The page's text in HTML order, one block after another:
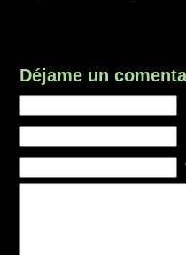
Déjame un